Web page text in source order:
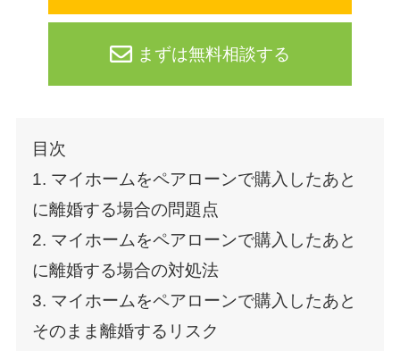
まずは無料相談する
目次
1. マイホームをペアローンで購入したあと
に離婚する場合の問題点
2. マイホームをペアローンで購入したあと
に離婚する場合の対処法
3. マイホームをペアローンで購入したあと
そのまま離婚するリスク